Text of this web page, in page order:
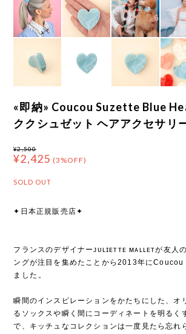
«即納» Coucou Suzette Blue
ククシュゼット ヘアアクセサリ
¥2,500
¥2,425 (3%OFF)
SOLD OUT
✦日本正規販売店✦
フランスのデザイナーᴊᴜʟɪᴇᴛᴛᴇ ᴍᴀʟʟᴇᴛが友人
ングが注目を集めたことから2013年に
ました⁡。
瞬間のインスピレーションをかたちにした、オ
るソックスや瞬く間にコーディネートを明るく
で、キッチュなコレクションは一度見たら忘れ